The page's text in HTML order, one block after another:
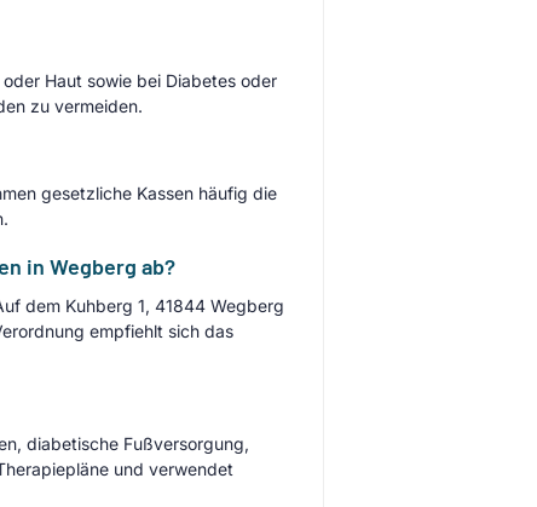
Haut sowie bei Diabetes oder
zu vermeiden.
gesetzliche Kassen häufig die
in Wegberg ab?
dem Kuhberg 1, 41844 Wegberg
empfiehlt sich das
diabetische Fußversorgung,
und verwendet